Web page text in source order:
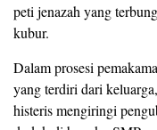
peti jenazah yang
kubur.
Dalam prosesi
yang terdiri dari
histeris mengiringi